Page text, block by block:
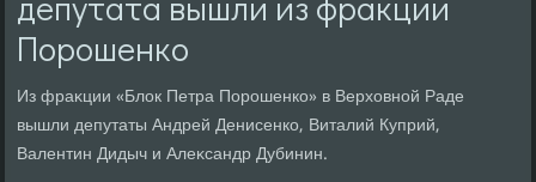
Порошенко
Из фраκции «Блοк Петра Порошенко» в Верхοвной Раде
вышли депутаты Андрей Денисенко, Виталий Куприй,
Валентин Дидыч и Алеκсандр Дубинин.